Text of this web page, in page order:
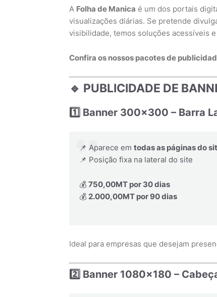
A Folha de Manica é um dos portais
visualizações diárias. Se pretende
visibilidade, temos soluções acessíveis
Confira os nossos pacotes de
🔹 PUBLICIDADE DE
1️⃣ Banner 300x300 – Barra
📌 Aparece em todas as páginas do
📌 Posição fixa na lateral do site
💰 750,00MT por 30 dias
💰 2.000,00MT por 90 dias
Ideal para empresas que desejam
2️⃣ Banner 1080x180 –